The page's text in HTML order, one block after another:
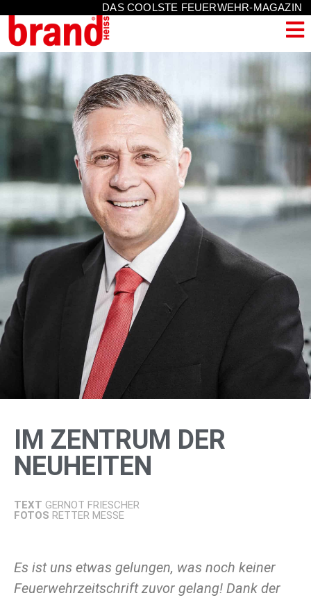
DAS COOLSTE FEUERWEHR-MAGAZIN
IM ZENTRUM DER
NEUHEITEN
TEXT GERNOT FRIESCHER
FOTOS RETTER MESSE
Es ist uns etwas gelungen, was noch keiner
Feuerwehrzeitschrift zuvor gelang! Dank der